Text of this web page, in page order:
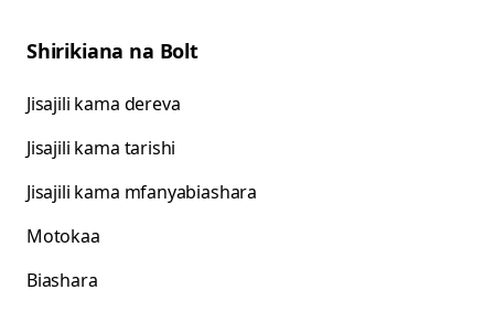
Shirikiana na Bolt
Jisajili kama dereva
Jisajili kama tarishi
Jisajili kama mfanyabiashara
Motokaa
Biashara